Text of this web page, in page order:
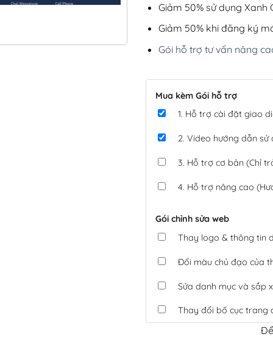
Giảm 50% sử dụng Xanh
Giảm 50% khi đăng ký
Gói hỗ trợ tư vấn nâng
Mua kèm Gói hỗ trợ
1. Hỗ trợ cài đặt giao
2. Video hướng dẫn
3. Hỗ trợ cơ bản (Chỉ
4. Hỗ trợ nâng cao
Gói chỉnh sửa web
Thay logo & thông tin
Đổi màu chủ đạo của
Sửa danh mục và sắp
Thay đổi bố cục trang
Tích hợp thanh toán